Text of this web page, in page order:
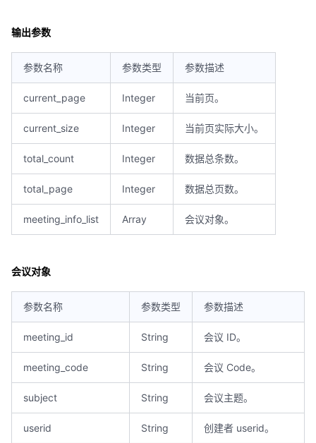
输出参数
参数名称 参数类型 参数描述
current_page Integer 当前页。
current_size Integer 当前页实际大小。
total_count Integer 数据总条数。
total_page Integer 数据总页数。
meeting_info_list Array 会议对象。
会议对象
参数名称 参数类型 参数描述
meeting_id String 会议 ID。
meeting_code String 会议 Code。
subject String 会议主题。
userid String 创建者 userid。